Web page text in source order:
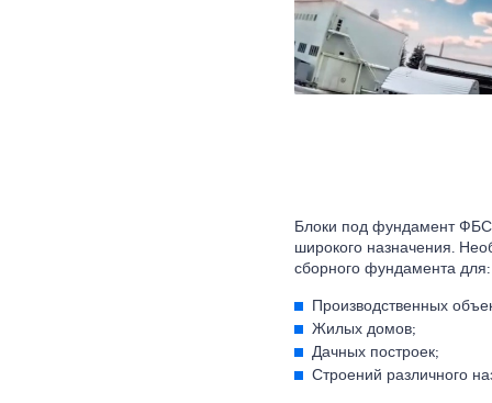
Блоки под фундамент ФБС
широкого назначения.
сборного фундамента для:
Производственных
Жилых домов;
Дачных построек;
Строений различного